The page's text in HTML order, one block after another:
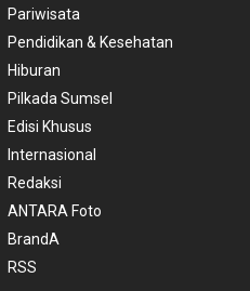
Pariwisata
Pendidikan & Kesehatan
Hiburan
Pilkada Sumsel
Edisi Khusus
Internasional
Redaksi
ANTARA Foto
BrandA
RSS